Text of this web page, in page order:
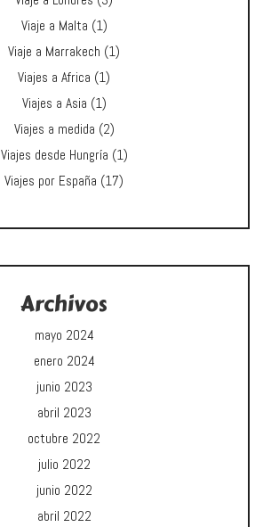
Viaje a Malta (1)
Viaje a Marrakech (1)
Viajes a Africa (1)
Viajes a Asia (1)
Viajes a medida (2)
Viajes desde Hungría (1)
Viajes por España (17)
Archivos
mayo 2024
enero 2024
junio 2023
abril 2023
octubre 2022
julio 2022
junio 2022
abril 2022